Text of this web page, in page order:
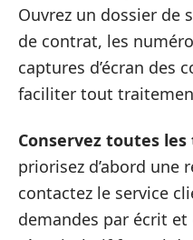
Ouvrez un dossier de
de contrat, les
captures d’écran des
faciliter tout
Conservez toutes
priorisez d’abord une
contactez le service
demandes par écrit et